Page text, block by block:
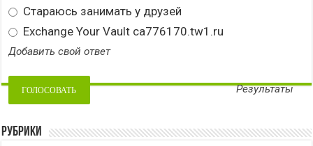
Стараюсь занимать у друзей
Exchange Your Vault ca776170.tw1.ru
Добавить свой ответ
Результаты
Рубрики